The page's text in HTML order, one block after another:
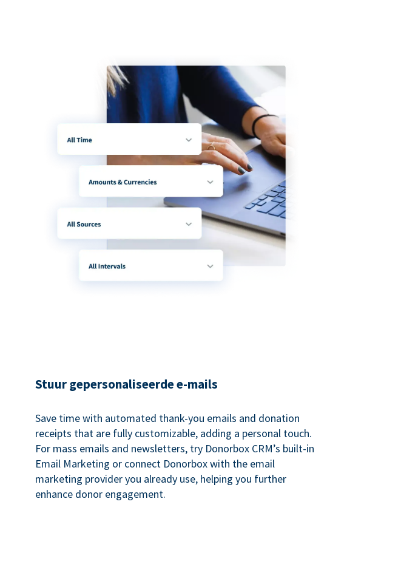
Stuur gepersonaliseerde e-mails
Save time with automated thank-you emails and donation
receipts that are fully customizable, adding a personal touch.
For mass emails and newsletters, try Donorbox CRM’s built-in
Email Marketing or connect Donorbox with the email
marketing provider you already use, helping you further
enhance donor engagement.